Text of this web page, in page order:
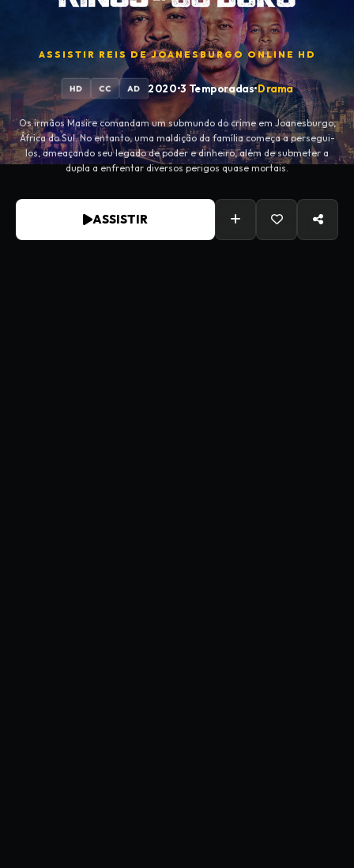
ASSISTIR REIS DE JOANESBURGO ONLINE HD
HD CC AD 2020•3 Temporadas•Drama
Os irmãos Masire comandam um submundo do crime em Joanesburgo,
África do Sul. No entanto, uma maldição da família começa a persegui-
los, ameaçando seu legado de poder e dinheiro, além de submeter a
dupla a enfrentar diversos perigos quase mortais.
ASSISTIR